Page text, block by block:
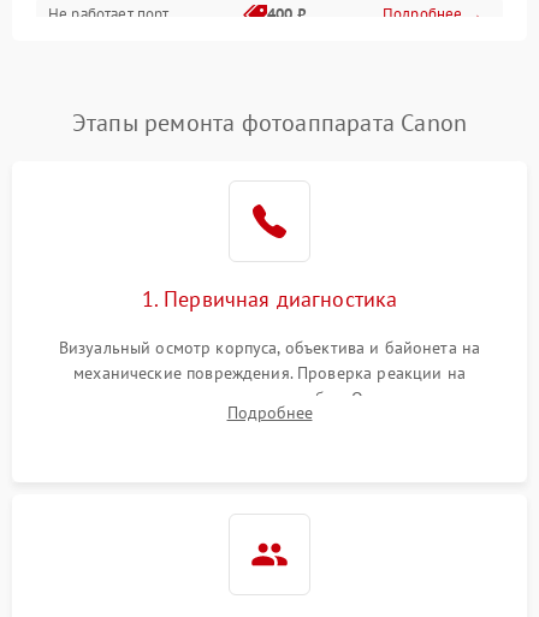
Коммуникации и интерфейсы
Не работает порт 400 ₽ Подробнее →
Этапы ремонта фотоаппарата Canon
1. Первичная диагностика
Визуальный осмотр корпуса, объектива и байонета на
механические повреждения. Проверка реакции на
включение, считывание кодов ошибок. Оценка состояния
матрицы и затвора, проверка работы автофокуса и вспышки.
Подробнее